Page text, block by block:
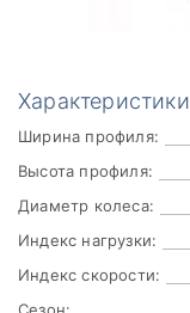
Характеристики
Ширина профиля:
Высота профиля:
Диаметр колеса:
Индекс нагрузки:
Индекс скорости: